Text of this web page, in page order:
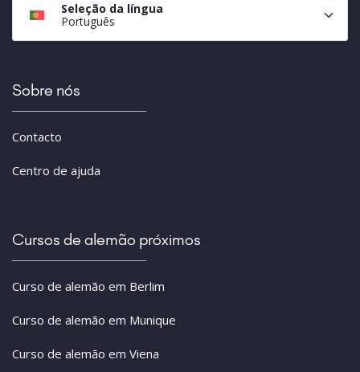
Seleção da língua
Português
Sobre nós
Contacto
Centro de ajuda
Cursos de alemão próximos
Curso de alemão em Berlim
Curso de alemão em Munique
Curso de alemão em Viena